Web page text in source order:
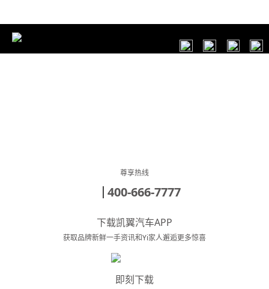
34
尊享热线
400-666-7777
下载凯翼汽车APP
获取品牌新鲜一手资讯和Yi家人邂逅更多惊喜
即刻下载